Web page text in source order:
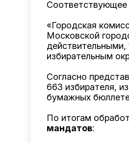
Соответствующее
«Городская
Московской
избирательным
Согласно
663 избирателя,
бумажных
По итогам
мандатов: